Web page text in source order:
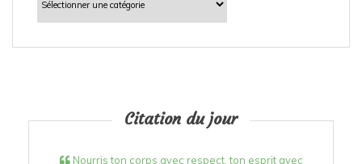
Citation du jour
Nourris ton corps avec respect, ton esprit avec